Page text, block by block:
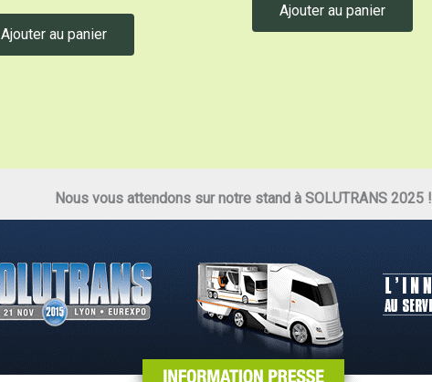
Ajouter au panier
Ajouter au panier
Nous vous attendons sur notre stand à SOLUTRANS 2025 !